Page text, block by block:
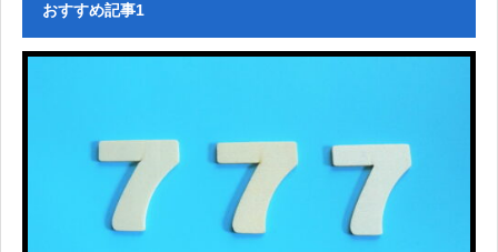
おすすめ記事1